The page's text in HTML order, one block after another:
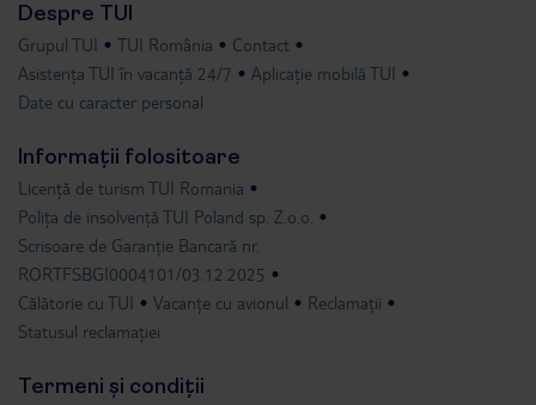
Despre TUI
Grupul TUI TUI România
Contact
Asistența TUI în vacanță 24/7
Aplicație mobilă TUI
Date cu caracter personal
Informații folositoare
Licență de turism TUI Romania
Polița de insolvență TUI Poland sp. Z.o.o.
Scrisoare de Garanție Bancară nr.
RORTFSBGI0004101/03.12.2025
Călătorie cu TUI
Vacanțe cu avionul
Reclamații
Statusul reclamației
Termeni și condiții